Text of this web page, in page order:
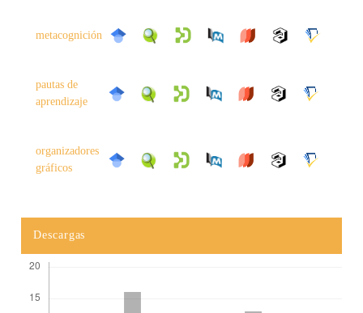
metacognición
pautas de
aprendizaje
organizadores
gráficos
Descargas